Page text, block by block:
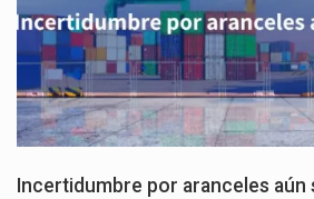
Incertidumbre por aranceles aún